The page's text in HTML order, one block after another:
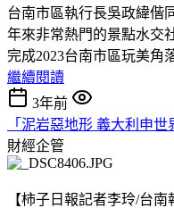
台南市區執行長吳政緯偕
年來非常熱門的景點水交
完成2023台南市區玩美角
繼續閱讀
3年前
「泥岩惡地形 義大利申
財經企管
【柿子日報記者李玲/台